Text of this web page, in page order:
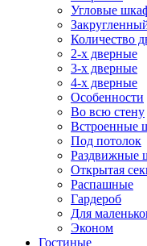
Угловые
Количество
2-х дверные
3-х дверные
4-х дверные
Особенности
Во всю стену
Встроенные
Под потолок
Раздвижные
Открытая
Распашные
Гардероб
Для
Эконом
Гостиные